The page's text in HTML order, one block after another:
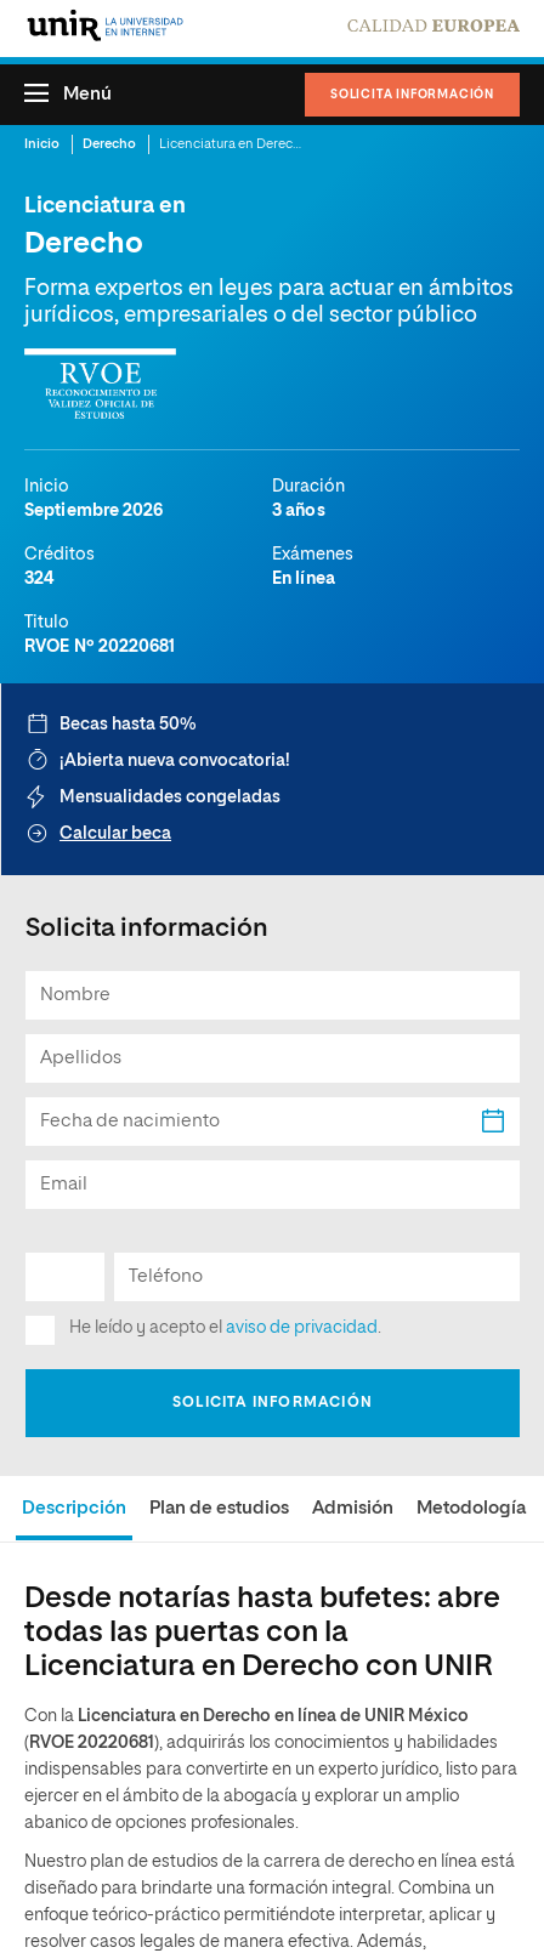
SOLICITA INFORMACIÓN
Menú
Inicio Derecho
Licenciatura en
Derecho
Forma expertos en leyes para actuar en ámbitos
jurídicos, empresariales o del sector público
Inicio
Septiembre 2026
Duración
3 años
Créditos
324
Exámenes
En línea
Titulo
RVOE Nº 20220681
Descripción Plan de estudios Admisión Metodología
Desde notarías hasta bufetes: abre
todas las puertas con la
Licenciatura en Derecho con UNIR
Con la Licenciatura en Derecho en línea de UNIR México
( RVOE 20220681 ), adquirirás los conocimientos y habilidades
indispensables para convertirte en un experto jurídico, listo para
ejercer en el ámbito de la abogacía y explorar un amplio
abanico de opciones profesionales.
Nuestro plan de estudios de la carrera de derecho en línea está
diseñado para brindarte una formación integral. Combina un
enfoque teórico-práctico permitiéndote interpretar, aplicar y
resolver casos legales de manera efectiva. Además,
Becas hasta 50%
¡Abierta nueva convocatoria!
Mensualidades congeladas
Calcular beca
Solicita información